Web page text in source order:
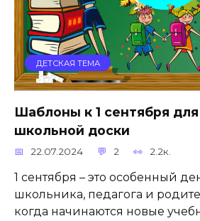
ДЕТСКАЯ ТЕМА
Шаблоны к 1 сентября
школьной доски
22.07.2024 2 2.2к.
1 сентября – это особенный
школьника, педагога и
когда начинаются новые